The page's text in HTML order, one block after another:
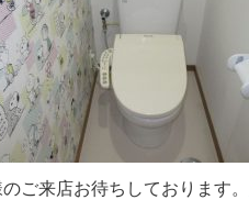
ご来店お待ちしております。